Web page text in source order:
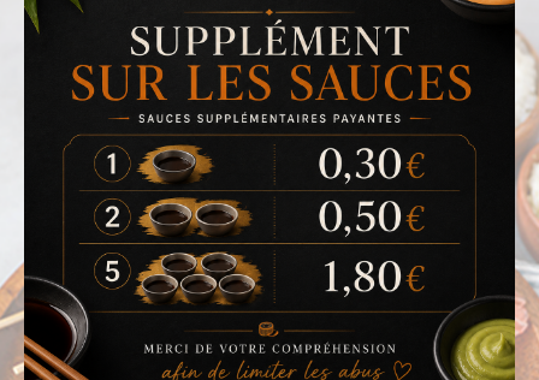
ACCUEIL
LA CARTE
VOTRE COMPTE
NOTRE RESTAURANT
VOS AVIS
MENTIONS LÉGALES